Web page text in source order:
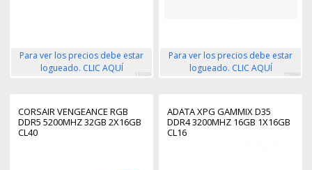
Para ver los precios debe estar
logueado. CLIC AQUÍ
110329
Para ver los precios debe estar
logueado. CLIC AQUÍ
159088
CORSAIR VENGEANCE RGB
DDR5 5200MHZ 32GB 2X16GB
CL40
ADATA XPG GAMMIX D35
DDR4 3200MHZ 16GB 1X16GB
CL16